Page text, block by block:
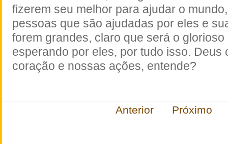
fizerem seu melhor para ajudar o
pessoas que são ajudadas por eles e
forem grandes, claro que será o
esperando por eles, por tudo isso. Deus
coração e nossas ações, entende?
Anterior Próximo